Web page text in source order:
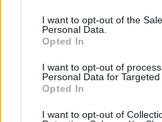
I want to opt-out of the
Personal Data.
Opted In
I want to opt-out of
Personal Data for Targeted
Opted In
I want to opt-out of
Asimismo, otras
Machupicchu, como el
la Montaña arcoíris de
de Humantay, pueden
desde donde se